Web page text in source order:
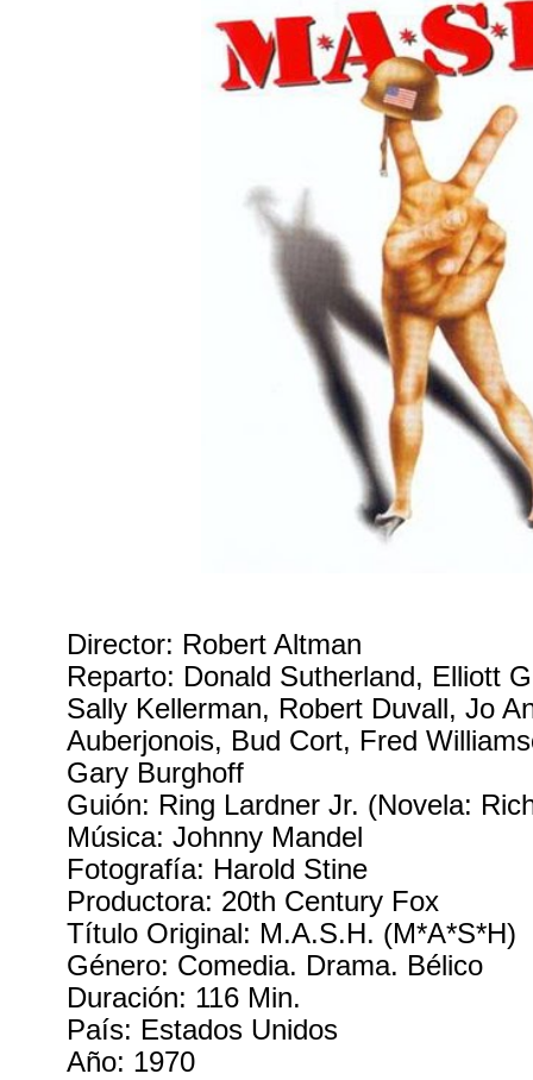
Director: Robert Altman
Reparto: Donald Sutherland, Elliott
Sally Kellerman, Robert Duvall, Jo
Auberjonois, Bud Cort, Fred
Gary Burghoff
Guión: Ring Lardner Jr. (Novela:
Música: Johnny Mandel
Fotografía: Harold Stine
Productora: 20th Century Fox
Título Original: M.A.S.H. (M*A*S*H)
Género: Comedia. Drama. Bélico
Duración: 116 Min.
País: Estados Unidos
Año: 1970